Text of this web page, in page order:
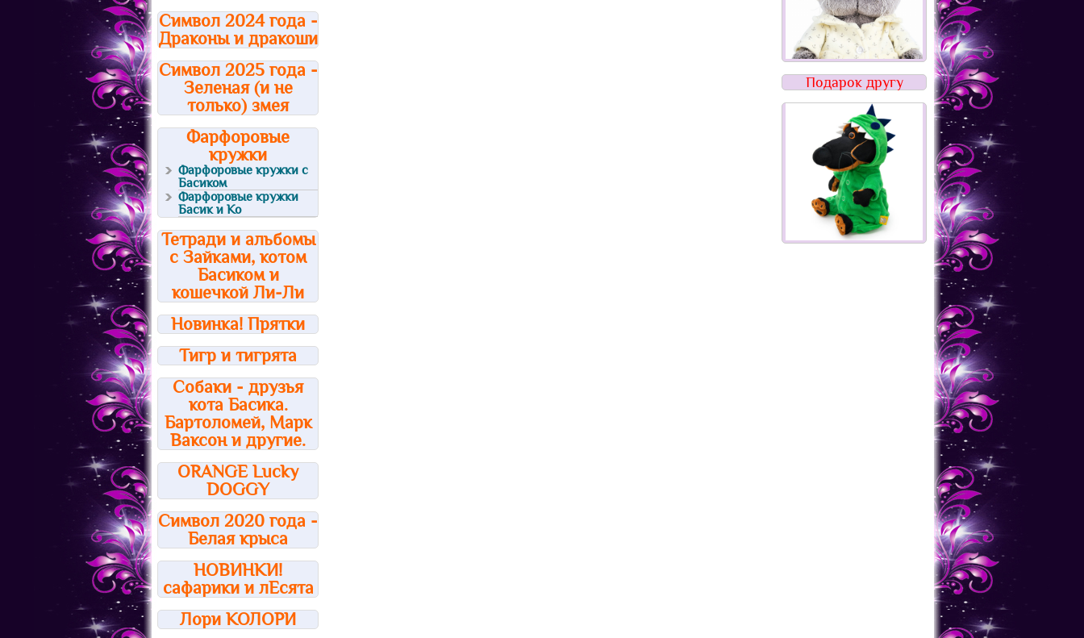
Символ 2024 года -
Драконы и дракоши
Символ 2025 года -
Зеленая (и не
только) змея
Фарфоровые
кружки
Фарфоровые кружки с
Басиком
Фарфоровые кружки
Басик и Ко
Тетради и альбомы
с Зайками, котом
Басиком и
кошечкой Ли-Ли
Новинка! Прятки
Тигр и тигрята
Собаки - друзья
кота Басика.
Бартоломей, Марк
Ваксон и другие.
ORANGE Lucky
DOGGY
Символ 2020 года -
Белая крыса
НОВИНКИ!
сафарики и лЕсята
Лори КОЛОРИ
Подарок другу